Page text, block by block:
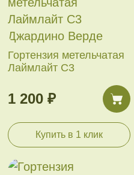
Гортензия метельчатая
Лаймлайт С3
1 200 ₽
Купить в 1 клик